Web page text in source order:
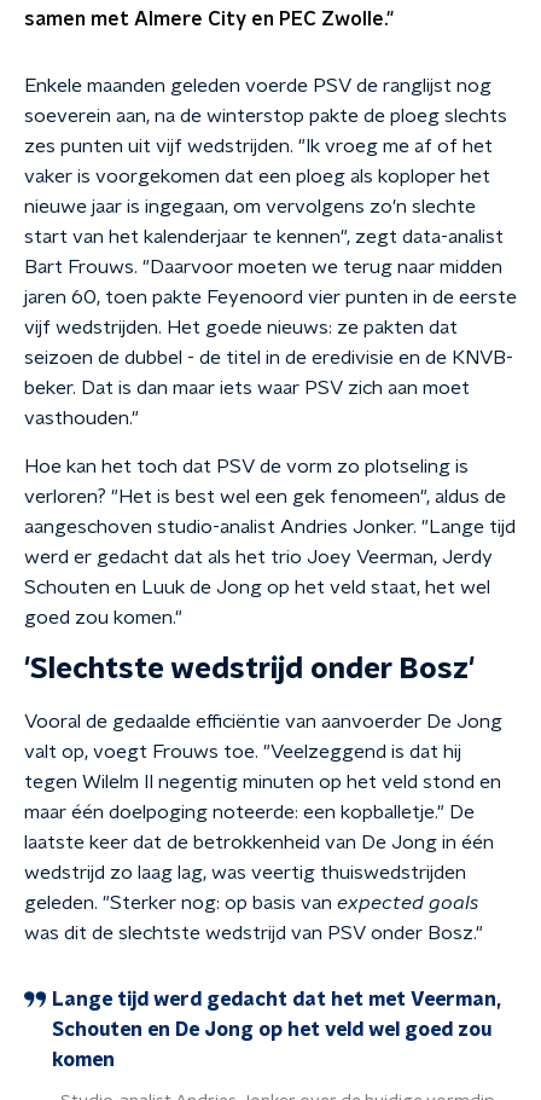
samen met Almere City en PEC Zwolle."
Enkele maanden geleden voerde PSV de ranglijst nog
soeverein aan, na de winterstop pakte de ploeg slechts
zes punten uit vijf wedstrijden. "Ik vroeg me af of het
vaker is voorgekomen dat een ploeg als koploper het
nieuwe jaar is ingegaan, om vervolgens zo'n slechte
start van het kalenderjaar te kennen", zegt data-analist
Bart Frouws. "Daarvoor moeten we terug naar midden
jaren 60, toen pakte Feyenoord vier punten in de eerste
vijf wedstrijden. Het goede nieuws: ze pakten dat
seizoen de dubbel - de titel in de eredivisie en de KNVB-
beker. Dat is dan maar iets waar PSV zich aan moet
vasthouden."
Hoe kan het toch dat PSV de vorm zo plotseling is
verloren? "Het is best wel een gek fenomeen", aldus de
aangeschoven studio-analist Andries Jonker. "Lange tijd
werd er gedacht dat als het trio Joey Veerman, Jerdy
Schouten en Luuk de Jong op het veld staat, het wel
goed zou komen."
'Slechtste wedstrijd onder Bosz'
Vooral de gedaalde efficiëntie van aanvoerder De Jong
valt op, voegt Frouws toe. "Veelzeggend is dat hij
tegen Wilelm II negentig minuten op het veld stond en
maar één doelpoging noteerde: een kopballetje." De
laatste keer dat de betrokkenheid van De Jong in één
wedstrijd zo laag lag, was veertig thuiswedstrijden
geleden. "Sterker nog: op basis van expected goals
was dit de slechtste wedstrijd van PSV onder Bosz."
Lange tijd werd gedacht dat het met Veerman,
Schouten en De Jong op het veld wel goed zou
komen